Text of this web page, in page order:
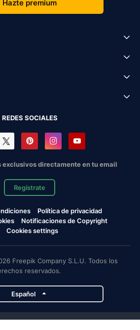
Hazte premium
REDES SOCIALES
exclusivos directamente en tu email
Regístrate
Política de privacidad
Notificaciones de Copyright
Cookies settings
Freepik Company S.L.U. Todos los
reservados.
Español